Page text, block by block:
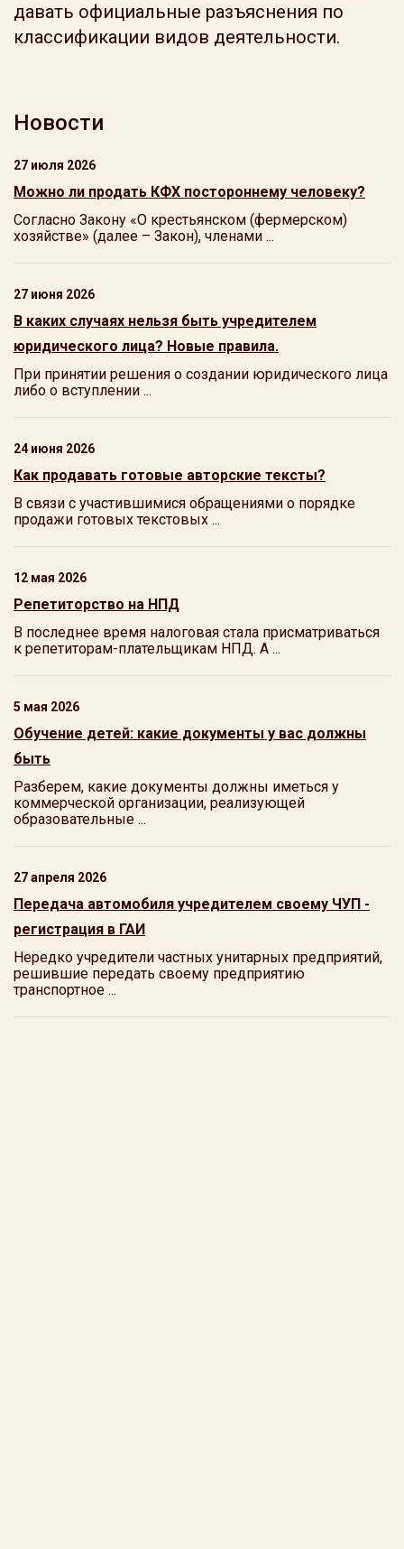
давать официальные разъяснения по
классификации видов деятельности.
Новости
27 июля 2026
Можно ли продать КФХ постороннему человеку?
Согласно Закону «О крестьянском (фермерском)
хозяйстве» (далее – Закон), членами ...
27 июня 2026
В каких случаях нельзя быть учредителем
юридического лица? Новые правила.
При принятии решения о создании юридического лица
либо о вступлении ...
24 июня 2026
Как продавать готовые авторские тексты?
В связи с участившимися обращениями о порядке
продажи готовых текстовых ...
12 мая 2026
Репетиторство на НПД
В последнее время налоговая стала присматриваться
к репетиторам-плательщикам НПД. А ...
5 мая 2026
Обучение детей: какие документы у вас должны
быть
Разберем, какие документы должны иметься у
коммерческой организации, реализующей
образовательные ...
27 апреля 2026
Передача автомобиля учредителем своему ЧУП -
регистрация в ГАИ
Нередко учредители частных унитарных предприятий,
решившие передать своему предприятию
транспортное ...